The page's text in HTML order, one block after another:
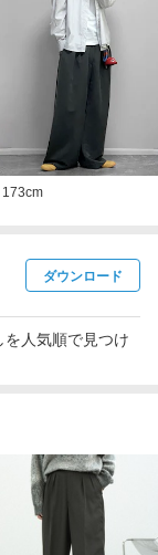
173cm
ダウンロード
人気順で見つけ